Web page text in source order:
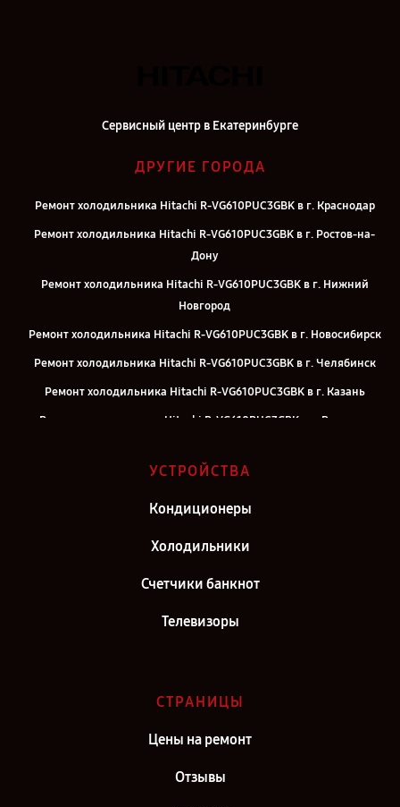
Сервисный центр в Екатеринбурге
ДРУГИЕ ГОРОДА
Ремонт холодильника Hitachi R-VG610PUC3GBK в г. Краснодар
Ремонт холодильника Hitachi R-VG610PUC3GBK в г. Ростов-на-
Дону
Ремонт холодильника Hitachi R-VG610PUC3GBK в г. Нижний
Новгород
Ремонт холодильника Hitachi R-VG610PUC3GBK в г. Новосибирск
Ремонт холодильника Hitachi R-VG610PUC3GBK в г. Челябинск
Ремонт холодильника Hitachi R-VG610PUC3GBK в г. Казань
Ремонт холодильника Hitachi R-VG610PUC3GBK в г. Воронеж
Ремонт холодильника Hitachi R-VG610PUC3GBK в г. Самара
Ремонт холодильника Hitachi R-VG610PUC3GBK в г. Киров
Петербург
УСТРОЙСТВА
Кондиционеры
Холодильники
Счетчики банкнот
Телевизоры
СТРАНИЦЫ
Цены на ремонт
Отзывы